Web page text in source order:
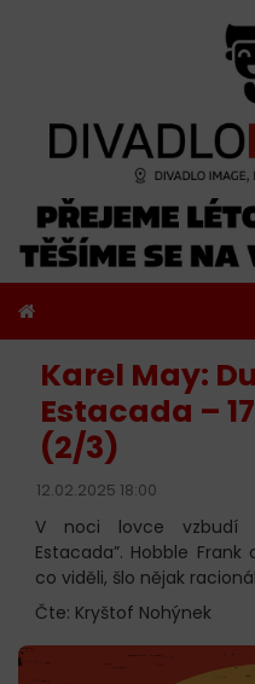
Karel May:
Estacada –
(2/3)
12.02.2025 18:00
V noci lovce vzbudí
Estacada”. Hobble
co viděli, šlo nějak
Čte: Kryštof Nohýnek